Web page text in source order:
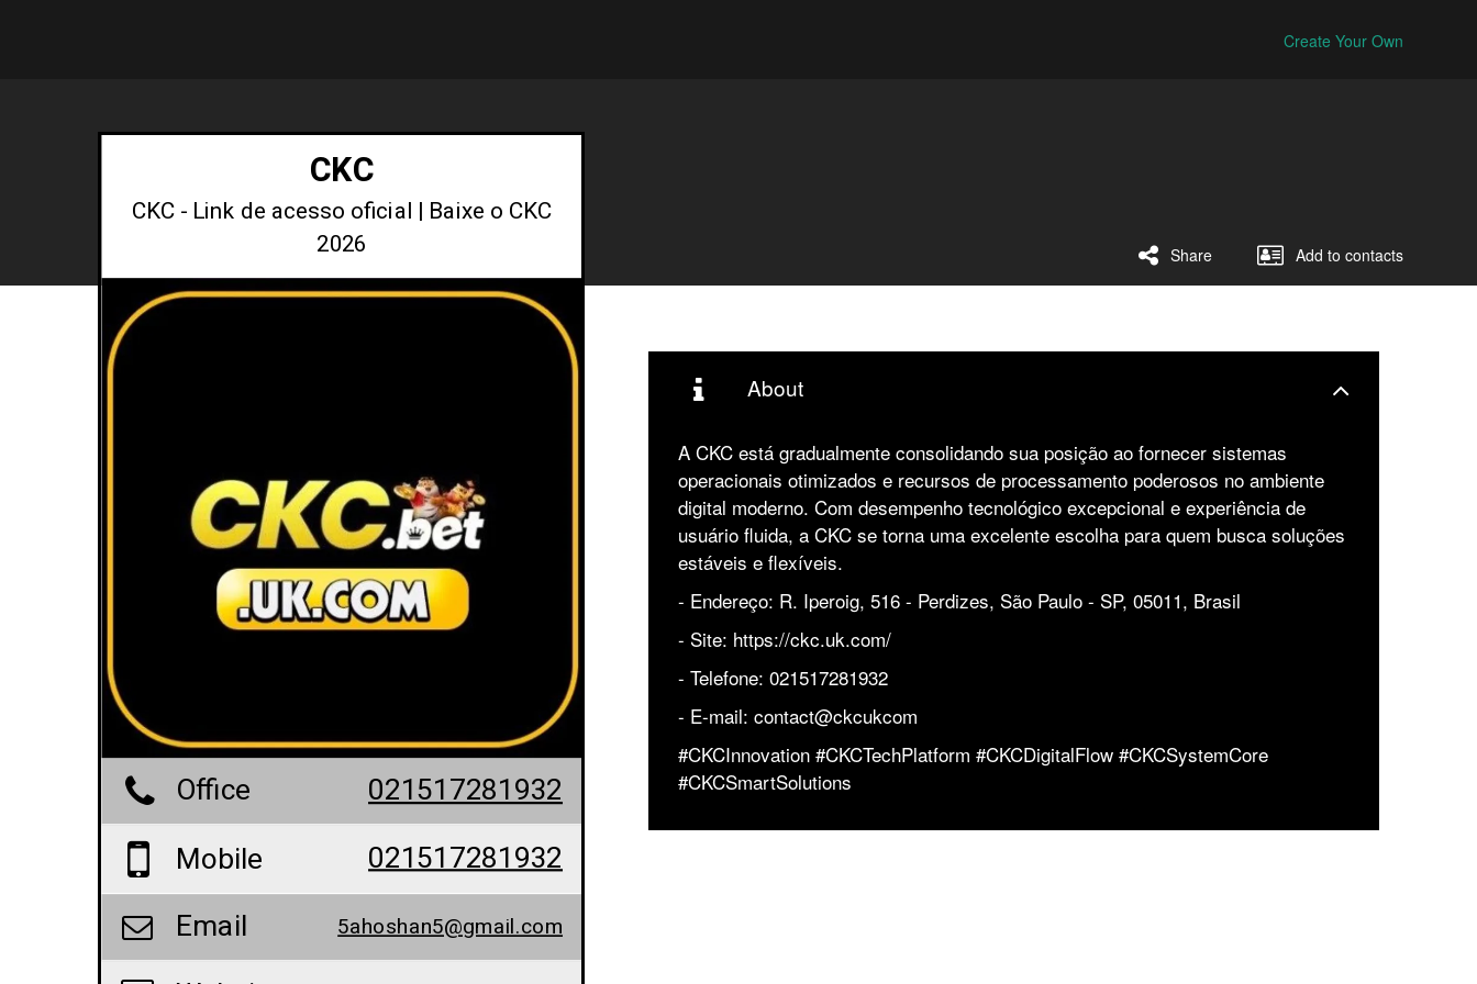
Create Your Own
Add to contacts
Share
CKC
CKC - Link de acesso oficial | Baixe o CKC
2026
Office 021517281932
Mobile
021517281932
Email
5ahoshan5@gmail.com
About
A CKC está gradualmente consolidando sua posição ao fornecer sistemas
operacionais otimizados e recursos de processamento poderosos no ambiente
digital moderno. Com desempenho tecnológico excepcional e experiência de
usuário fluida, a CKC se torna uma excelente escolha para quem busca soluções
estáveis ​​e flexíveis.
- Endereço: R. Iperoig, 516 - Perdizes, São Paulo - SP, 05011, Brasil
- Site: https://ckc.uk.com/
- Telefone: 021517281932
- E-mail: contact@ckcukcom
#CKCInnovation #CKCTechPlatform #CKCDigitalFlow #CKCSystemCore
#CKCSmartSolutions